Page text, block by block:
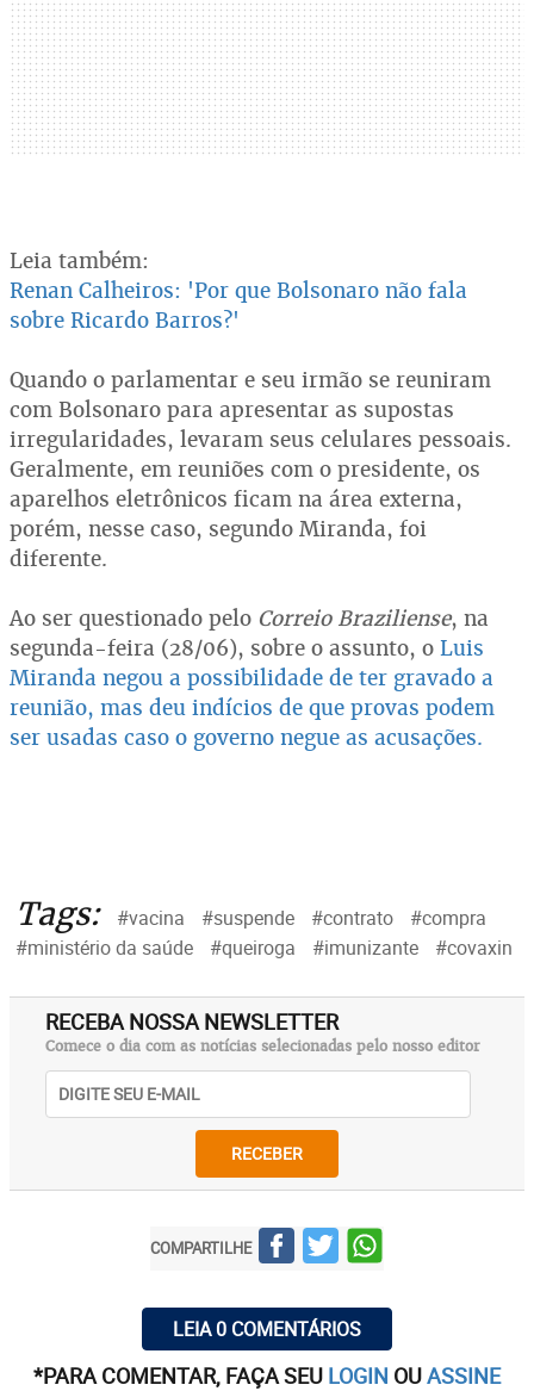
Leia também:
Renan Calheiros: 'Por que Bolsonaro não fala
sobre Ricardo Barros?'
Quando o parlamentar e seu irmão se reuniram
com Bolsonaro para apresentar as supostas
irregularidades, levaram seus celulares pessoais.
Geralmente, em reuniões com o presidente, os
aparelhos eletrônicos ficam na área externa,
porém, nesse caso, segundo Miranda, foi
diferente.
Ao ser questionado pelo Correio Braziliense, na
segunda-feira (28/06), sobre o assunto, o Luis
Miranda negou a possibilidade de ter gravado a
reunião, mas deu indícios de que provas podem
ser usadas caso o governo negue as acusações.
Tags: #vacina #suspende #contrato
#compra
#ministério da saúde
#queiroga #imunizante #covaxin
RECEBA NOSSA NEWSLETTER
Comece o dia com as notícias selecionadas pelo nosso editor
RECEBER
COMPARTILHE
LEIA 0 COMENTÁRIOS
*PARA COMENTAR, FAÇA SEU LOGIN OUASSINE